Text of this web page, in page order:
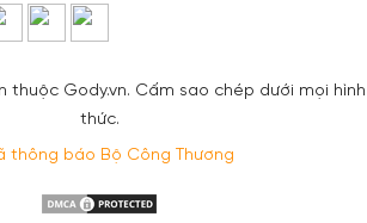
thuộc Gody.vn. Cấm sao chép dưới mọi hình
thức.